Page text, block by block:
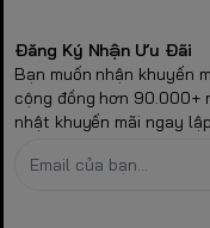
Đăng Ký Nhận Ưu Đãi
Bạn muốn nhận khuyến
cộng đồng hơn 90.000+
nhật khuyến mãi ngay